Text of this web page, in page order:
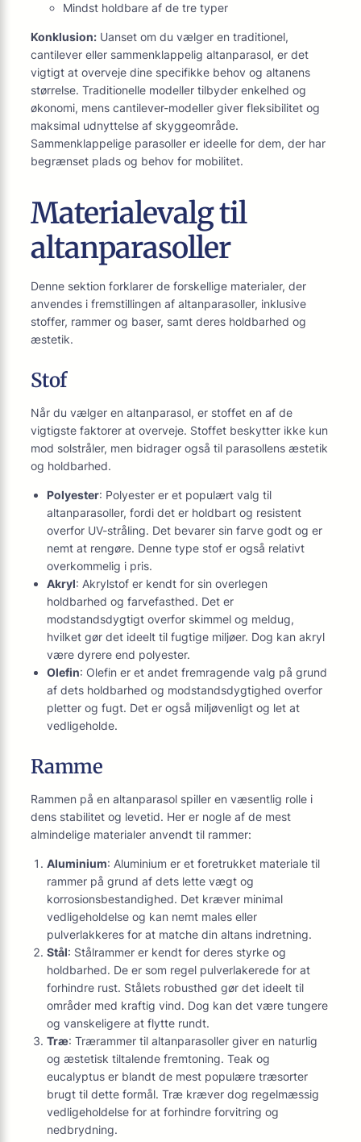
Mindst holdbare af de tre typer
Konklusion: Uanset om du vælger en traditionel,
cantilever eller sammenklappelig altanparasol, er det
vigtigt at overveje dine specifikke behov og altanens
størrelse. Traditionelle modeller tilbyder enkelhed og
økonomi, mens cantilever-modeller giver fleksibilitet og
maksimal udnyttelse af skyggeområde.
Sammenklappelige parasoller er ideelle for dem, der har
begrænset plads og behov for mobilitet.
Materialevalg til
altanparasoller
Denne sektion forklarer de forskellige materialer, der
anvendes i fremstillingen af altanparasoller, inklusive
stoffer, rammer og baser, samt deres holdbarhed og
æstetik.
Stof
Når du vælger en altanparasol, er stoffet en af de
vigtigste faktorer at overveje. Stoffet beskytter ikke kun
mod solstråler, men bidrager også til parasollens æstetik
og holdbarhed.
Polyester: Polyester er et populært valg til
altanparasoller, fordi det er holdbart og resistent
overfor UV-stråling. Det bevarer sin farve godt og er
nemt at rengøre. Denne type stof er også relativt
overkommelig i pris.
Akryl: Akrylstof er kendt for sin overlegen
holdbarhed og farvefasthed. Det er
modstandsdygtigt overfor skimmel og meldug,
hvilket gør det ideelt til fugtige miljøer. Dog kan akryl
være dyrere end polyester.
Olefin: Olefin er et andet fremragende valg på grund
af dets holdbarhed og modstandsdygtighed overfor
pletter og fugt. Det er også miljøvenligt og let at
vedligeholde.
Ramme
Rammen på en altanparasol spiller en væsentlig rolle i
dens stabilitet og levetid. Her er nogle af de mest
almindelige materialer anvendt til rammer:
Aluminium: Aluminium er et foretrukket materiale til
rammer på grund af dets lette vægt og
korrosionsbestandighed. Det kræver minimal
vedligeholdelse og kan nemt males eller
pulverlakkeres for at matche din altans indretning.
Stål: Stålrammer er kendt for deres styrke og
holdbarhed. De er som regel pulverlakerede for at
forhindre rust. Stålets robusthed gør det ideelt til
områder med kraftig vind. Dog kan det være tungere
og vanskeligere at flytte rundt.
Træ: Trærammer til altanparasoller giver en naturlig
og æstetisk tiltalende fremtoning. Teak og
eucalyptus er blandt de mest populære træsorter
brugt til dette formål. Træ kræver dog regelmæssig
vedligeholdelse for at forhindre forvitring og
nedbrydning.